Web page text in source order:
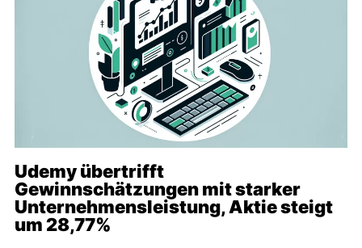
Udemy übertrifft
Gewinnschätzungen mit starker
Unternehmensleistung, Aktie steigt
um 28,77%